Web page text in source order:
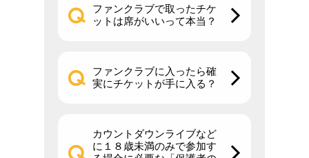
ファンクラブで取ったチケ
ットは席がいいって本当？
ファンクラブに入ったら確
実にチケットが手に入る？
カウントダウンライブなど
に１８歳未満のみで参加す